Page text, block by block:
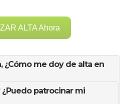
ALTA Ahora
¿Cómo me doy de alta en
¿Puedo patrocinar mi